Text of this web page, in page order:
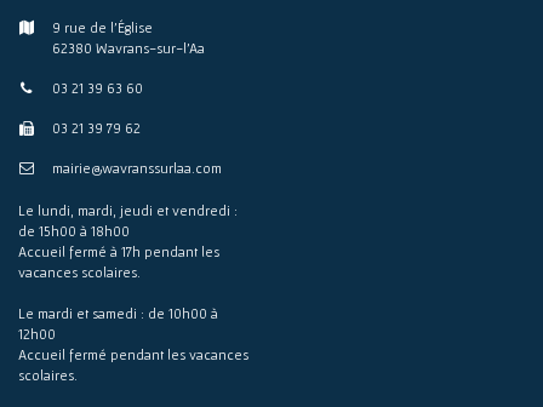
9 rue de l'Église
62380 Wavrans-sur-l'Aa
03 21 39 63 60
03 21 39 79 62
mairie@wavranssurlaa.com
Le lundi, mardi, jeudi et vendredi :
de 15h00 à 18h00
Accueil fermé à 17h pendant les
vacances scolaires.
Le mardi et samedi : de 10h00 à
12h00
Accueil fermé pendant les vacances
scolaires.